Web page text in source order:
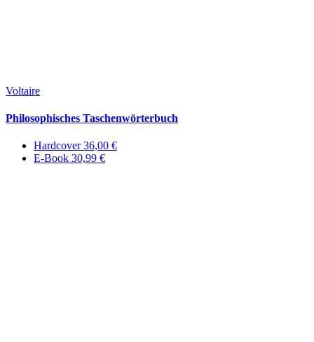
Voltaire
Philosophisches Taschenwörterbuch
Hardcover 36,00 €
E-Book 30,99 €